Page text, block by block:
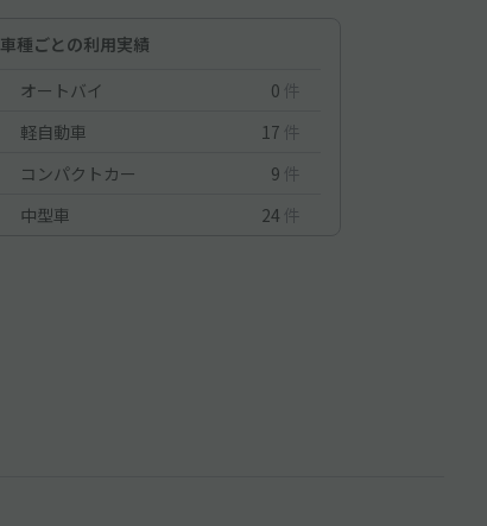
車種ごとの利用実績
オートバイ
0 件
軽自動車
17 件
コンパクトカー
9 件
中型車
24 件